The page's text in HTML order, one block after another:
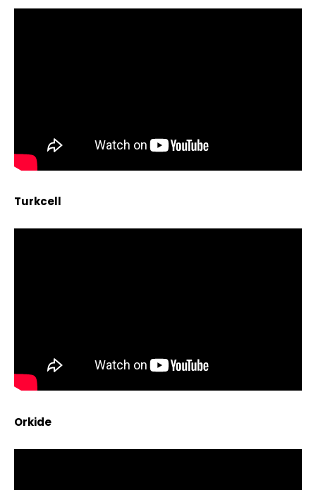
Turkcell
Orkide